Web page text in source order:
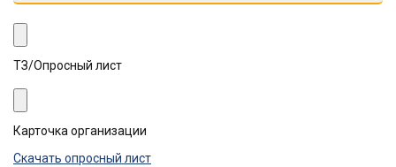
ТЗ/Опросный лист
Карточка организации
Скачать опросный лист